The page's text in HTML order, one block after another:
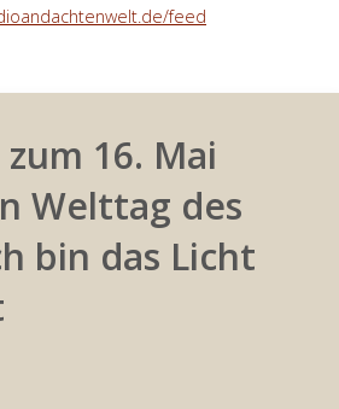
feed
16. Mai
Welttag des
bin das Licht